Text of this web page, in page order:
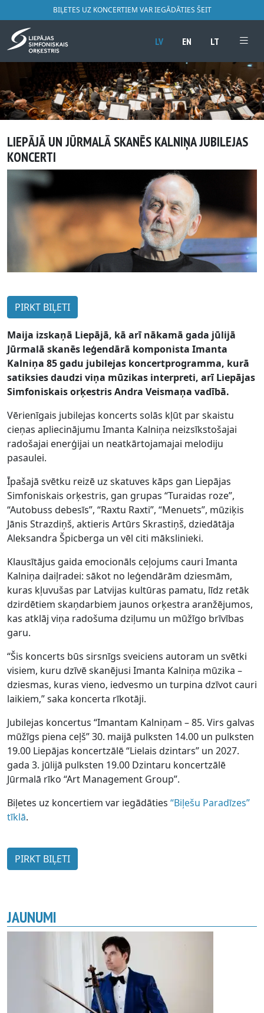
BIĻETES UZ KONCERTIEM VAR IEGĀDĀTIES ŠEIT
LV EN LT
LIEPĀJĀ UN JŪRMALĀ SKANĒS KALNIŅA JUBILEJAS
KONCERTI
PIRKT BIĻETI
Maija izskaņā Liepājā, kā arī nākamā gada jūlijā
Jūrmalā skanēs leģendārā komponista Imanta
Kalniņa 85 gadu jubilejas koncertprogramma, kurā
satiksies daudzi viņa mūzikas interpreti, arī Liepājas
Simfoniskais orķestris Andra Veismaņa vadībā.
Vērienīgais jubilejas koncerts solās kļūt par skaistu
cieņas apliecinājumu Imanta Kalniņa neizsīkstošajai
radošajai enerģijai un neatkārtojamajai melodiju
pasaulei.
Īpašajā svētku reizē uz skatuves kāps gan Liepājas
Simfoniskais orķestris, gan grupas “Turaidas roze”,
“Autobuss debesīs”, “Raxtu Raxti”, “Menuets”, mūziķis
Jānis Strazdiņš, aktieris Artūrs Skrastiņš, dziedātāja
Aleksandra Špicberga un vēl citi mākslinieki.
Klausītājus gaida emocionāls ceļojums cauri Imanta
Kalniņa daiļradei: sākot no leģendārām dziesmām,
kuras kļuvušas par Latvijas kultūras pamatu, līdz retāk
dzirdētiem skaņdarbiem jaunos orķestra aranžējumos,
kas atklāj viņa radošuma dziļumu un mūžīgo brīvības
garu.
“Šis koncerts būs sirsnīgs sveiciens autoram un svētki
visiem, kuru dzīvē skanējusi Imanta Kalniņa mūzika –
dziesmas, kuras vieno, iedvesmo un turpina dzīvot cauri
laikiem,” saka koncerta rīkotāji.
Jubilejas koncertus “Imantam Kalniņam – 85. Virs galvas
mūžīgs piena ceļš” 30. maijā pulksten 14.00 un pulksten
19.00 Liepājas koncertzālē “Lielais dzintars” un 2027.
gada 3. jūlijā pulksten 19.00 Dzintaru koncertzālē
Jūrmalā rīko “Art Management Group”.
Biļetes uz koncertiem var iegādāties “Biļešu Paradīzes”
tīklā.
PIRKT BIĻETI
JAUNUMI